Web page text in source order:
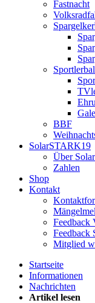
Fastnacht
BBF
SolarSTARK19
Über
Zahlen
Shop
Kontakt
Feedback
Feedback
Mitglied
Startseite
Informationen
Nachrichten
Artikel lesen